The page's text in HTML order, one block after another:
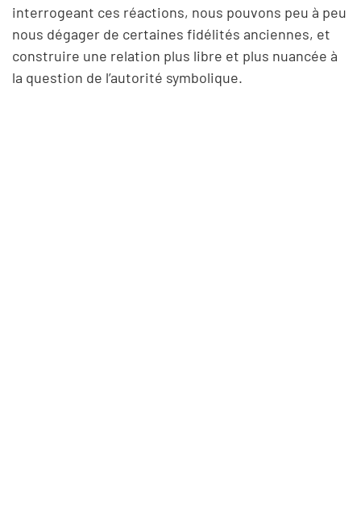
interrogeant ces réactions, nous pouvons peu à peu
nous dégager de certaines fidélités anciennes, et
construire une relation plus libre et plus nuancée à
la question de l’autorité symbolique.